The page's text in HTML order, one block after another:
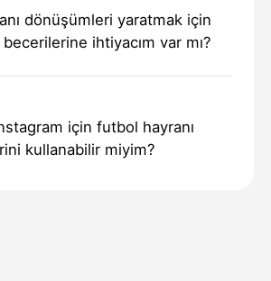
dönüşümleri yaratmak için
ihtiyacım var mı?
için futbol hayranı
kullanabilir miyim?